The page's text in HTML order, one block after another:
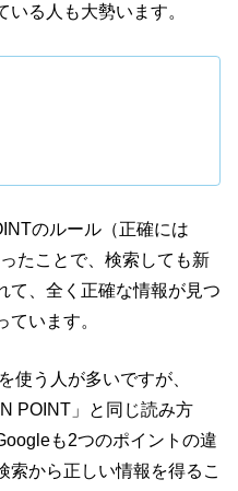
る人も大勢います。
のルール（正確には
たことで、検索しても新
て、全く正確な情報が見つ
います。
使う人が多いですが、
POINT」と同じ読み方
も2つのポイントの違
索から正しい情報を得るこ